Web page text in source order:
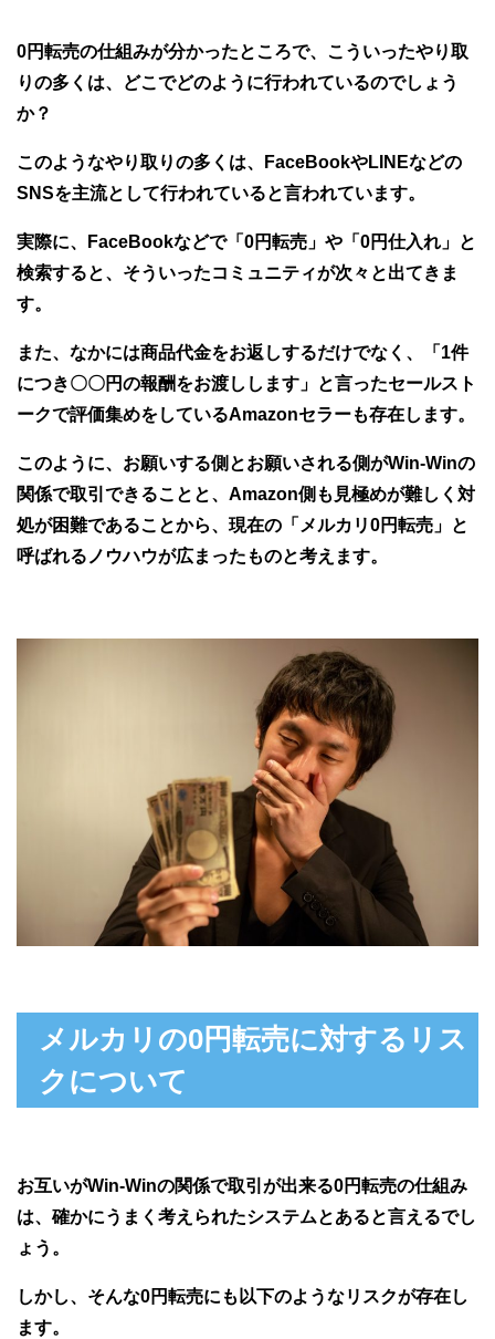
0円転売の仕組みが分かったところで、こういったやり取
りの多くは、どこでどのように行われているのでしょう
か？
このようなやり取りの多くは、FaceBookやLINEなどの
SNSを主流として行われていると言われています。
実際に、FaceBookなどで「0円転売」や「0円仕入れ」と
検索すると、そういったコミュニティが次々と出てきま
す。
また、なかには商品代金をお返しするだけでなく、「1件
につき〇〇円の報酬をお渡しします」と言ったセールスト
ークで評価集めをしているAmazonセラーも存在します。
このように、お願いする側とお願いされる側がWin-Winの
関係で取引できることと、Amazon側も見極めが難しく対
処が困難であることから、現在の「メルカリ0円転売」と
呼ばれるノウハウが広まったものと考えます。
メルカリの0円転売に対するリス
クについて
お互いがWin-Winの関係で取引が出来る0円転売の仕組み
は、確かにうまく考えられたシステムとあると言えるでし
ょう。
しかし、そんな0円転売にも以下のようなリスクが存在し
ます。